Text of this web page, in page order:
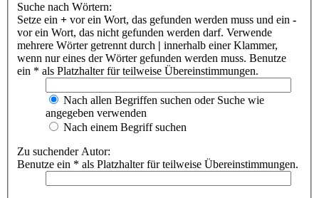
Suche nach Wörtern:
Setze ein + vor ein Wort, das gefunden werden muss und ein -
vor ein Wort, das nicht gefunden werden darf. Verwende
mehrere Wörter getrennt durch | innerhalb einer Klammer,
wenn nur eines der Wörter gefunden werden muss. Benutze
ein * als Platzhalter für teilweise Übereinstimmungen.
Nach allen Begriffen suchen oder Suche wie
angegeben verwenden
Nach einem Begriff suchen
Zu suchender Autor:
Benutze ein * als Platzhalter für teilweise Übereinstimmungen.